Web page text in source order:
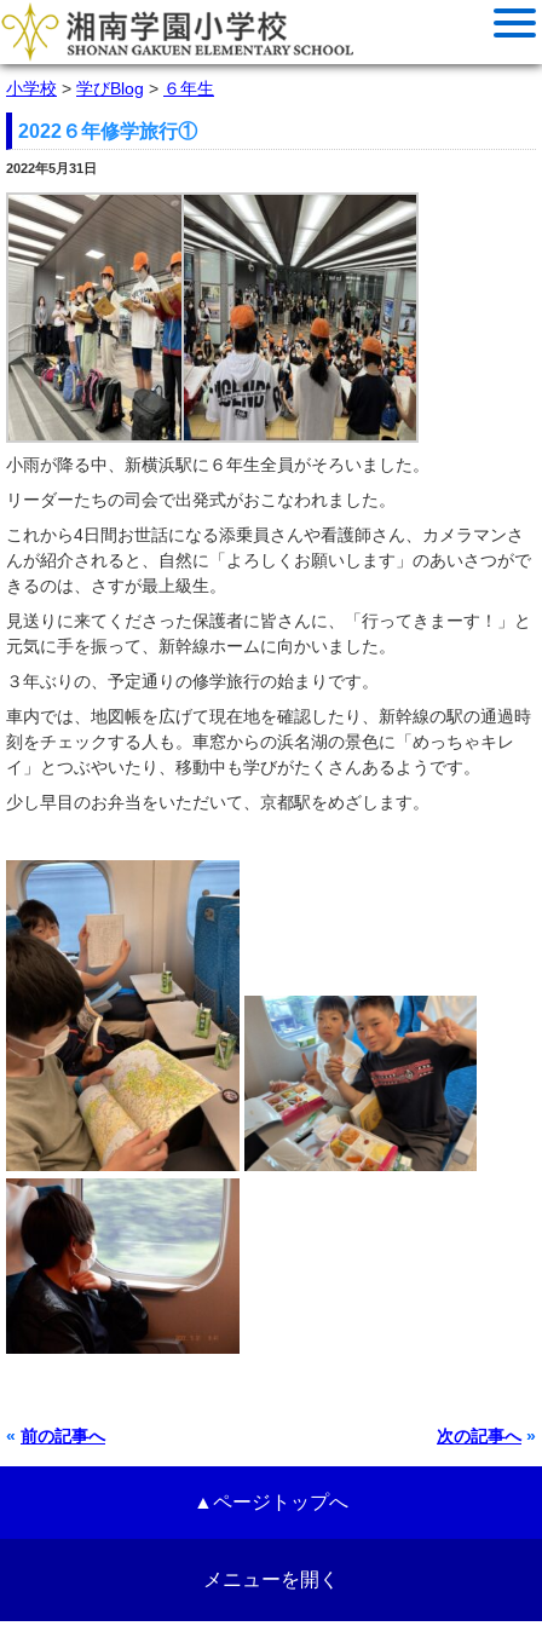
小学校 > 学びBlog > ６年生
2022６年修学旅行①
2022年5月31日
小雨が降る中、新横浜駅に６年生全員がそろいました。
リーダーたちの司会で出発式がおこなわれました。
これから4日間お世話になる添乗員さんや看護師さん、カメラマンさ
んが紹介されると、自然に「よろしくお願いします」のあいさつがで
きるのは、さすが最上級生。
見送りに来てくださった保護者に皆さんに、「行ってきまーす！」と
元気に手を振って、新幹線ホームに向かいました。
３年ぶりの、予定通りの修学旅行の始まりです。
車内では、地図帳を広げて現在地を確認したり、新幹線の駅の通過時
刻をチェックする人も。車窓からの浜名湖の景色に「めっちゃキレ
イ」とつぶやいたり、移動中も学びがたくさんあるようです。
少し早目のお弁当をいただいて、京都駅をめざします。
« 前の記事へ 次の記事へ»
▲ページトップへ
メニューを開く